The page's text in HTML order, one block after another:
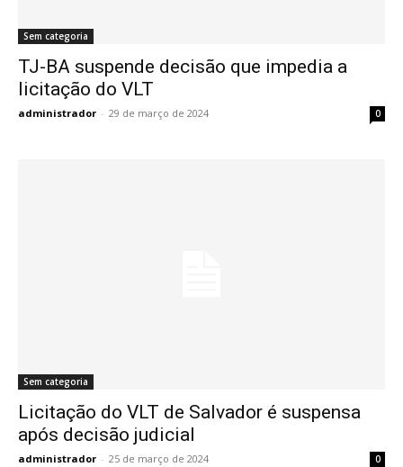
Sem categoria
TJ-BA suspende decisão que impedia a
licitação do VLT
administrador - 29 de março de 2024 0
Sem categoria
Licitação do VLT de Salvador é suspensa
após decisão judicial
administrador - 25 de março de 2024 0